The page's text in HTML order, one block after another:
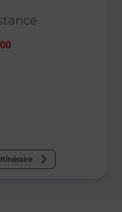
Itinéraire